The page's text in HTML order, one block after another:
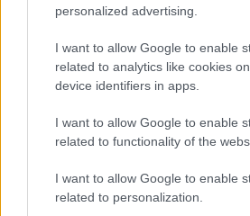
personalized advertising.
I want to allow Google to enable
related to analytics like cookies
device identifiers in apps.
I want to allow Google to enable
related to functionality of the
I want to allow Google to enable
related to personalization.
nano
Adottare un maialino nano può essere